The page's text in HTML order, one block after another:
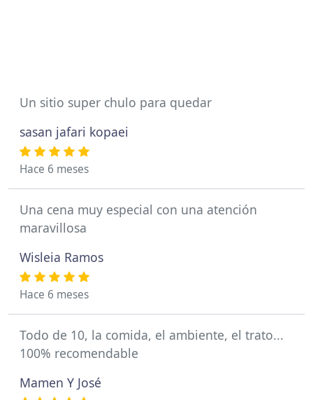
Un sitio super chulo para quedar
sasan jafari kopaei
Hace 6 meses
Una cena muy especial con una atención
maravillosa
Wisleia Ramos
Hace 6 meses
Todo de 10, la comida, el ambiente, el trato...
100% recomendable
Mamen Y José